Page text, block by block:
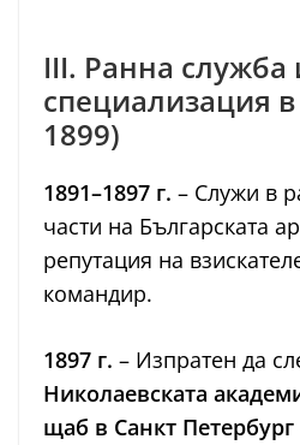
III. Ранна служба
специализация
1899)
1891–1897 г. – Служи в
части на Българската
репутация на
командир.
1897 г. – Изпратен да
Николаевската
щаб в Санкт Петербург